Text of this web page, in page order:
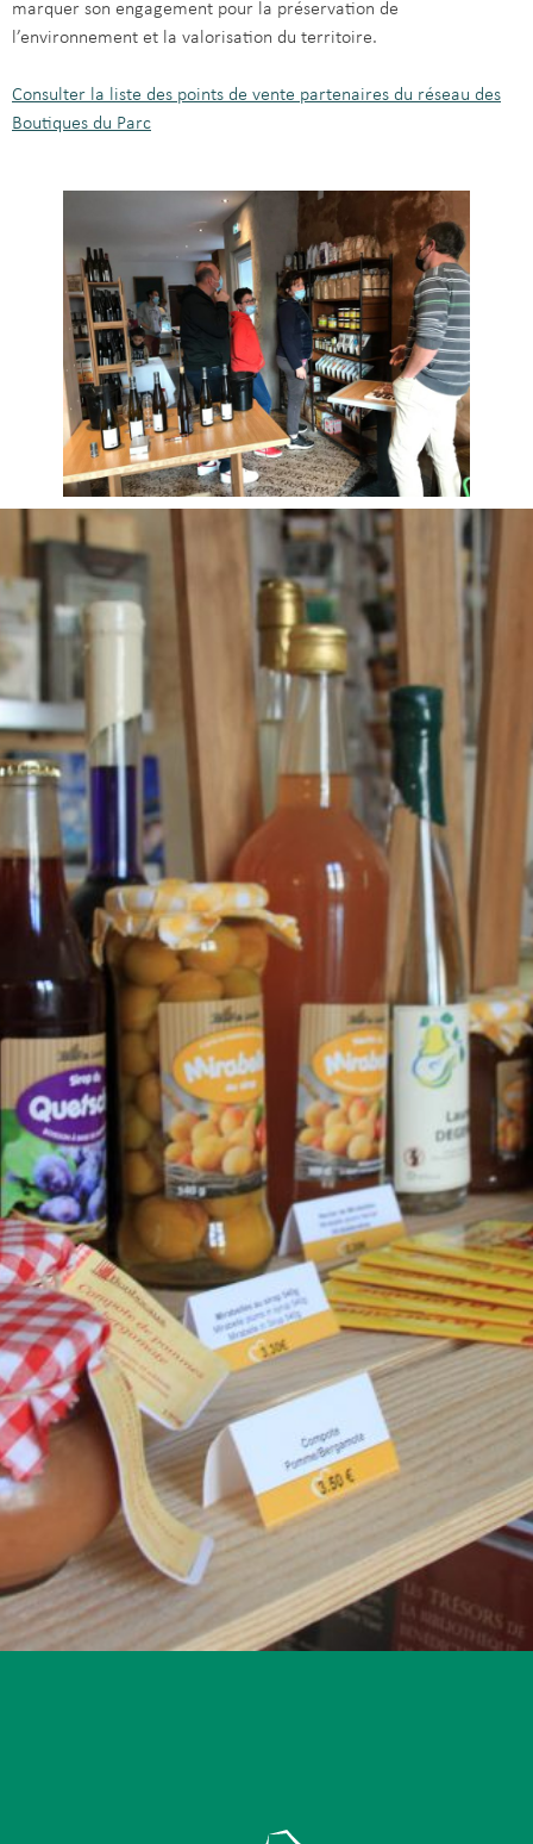
marquer son engagement pour la préservation de
l’environnement et la valorisation du territoire.
Consulter la liste des points de vente partenaires du réseau des
Boutiques du Parc